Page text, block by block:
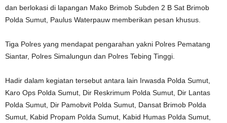
dan berlokasi di lapangan Mako Brimob Subden 2 B Sat Brimob
Polda Sumut, Paulus Waterpauw memberikan pesan khusus.
Tiga Polres yang mendapat pengarahan yakni Polres Pematang
Siantar, Polres Simalungun dan Polres Tebing Tinggi.
Hadir dalam kegiatan tersebut antara lain Irwasda Polda Sumut,
Karo Ops Polda Sumut, Dir Reskrimum Polda Sumut, Dir Lantas
Polda Sumut, Dir Pamobvit Polda Sumut, Dansat Brimob Polda
Sumut, Kabid Propam Polda Sumut, Kabid Humas Polda Sumut,